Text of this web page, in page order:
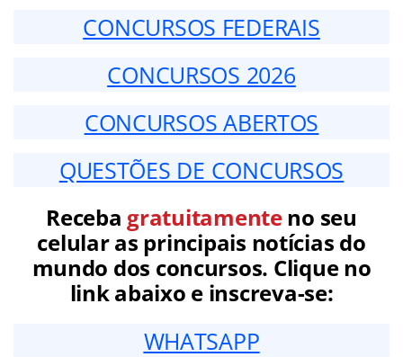
CONCURSOS FEDERAIS
CONCURSOS 2026
CONCURSOS ABERTOS
QUESTÕES DE CONCURSOS
Receba gratuitamenteno seu
celular as principais notícias do
mundo dos concursos. Clique no
link abaixo e inscreva-se:
WHATSAPP